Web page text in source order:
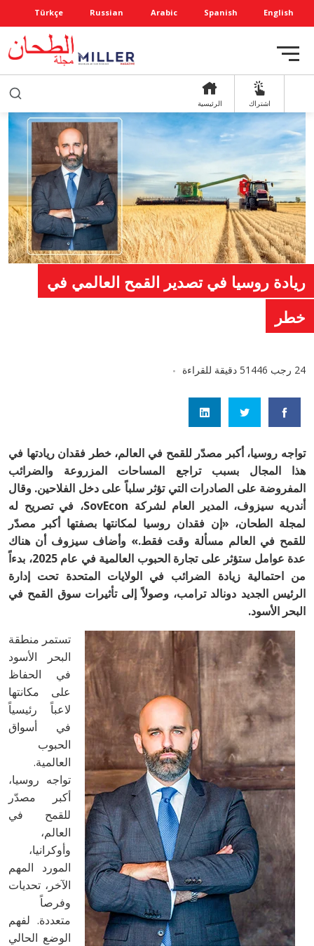
English
Spanish
Arabic
Russian
Türkçe
اشتراك الرئيسية
ريادة روسيا في تصدير القمح العالمي في
خطر
24 رجب 1446 5 دقيقة للقراءة
تواجه روسيا، أكبر مصدّر للقمح في العالم، خطر فقدان ريادتها في
هذا المجال بسبب تراجع المساحات المزروعة والضرائب
المفروضة على الصادرات التي تؤثر سلباً على دخل الفلاحين. وقال
أندريه سيزوف، المدير العام لشركة SovEcon، في تصريح له
لمجلة الطحان، «إن فقدان روسيا لمكانتها بصفتها أكبر مصدّر
للقمح في العالم مسألة وقت فقط.» وأضاف سيزوف أن هناك
عدة عوامل ستؤثر على تجارة الحبوب العالمية في عام 2025، بدءاً
من احتمالية زيادة الضرائب في الولايات المتحدة تحت إدارة
الرئيس الجديد دونالد ترامب، وصولاً إلى تأثيرات سوق القمح في
البحر الأسود.
تستمر منطقة
البحر الأسود
في الحفاظ
على مكانتها
لاعباً رئيسياً
في أسواق
الحبوب
العالمية.
تواجه روسيا،
أكبر مصدّر
للقمح في
العالم،
وأوكرانيا،
المورد المهم
الآخر، تحديات
وفرصاً
متعددة. لفهم
الوضع الحالي